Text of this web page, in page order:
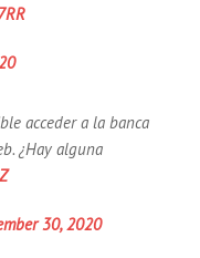
acceder a la banca
¿Hay alguna
30, 2020